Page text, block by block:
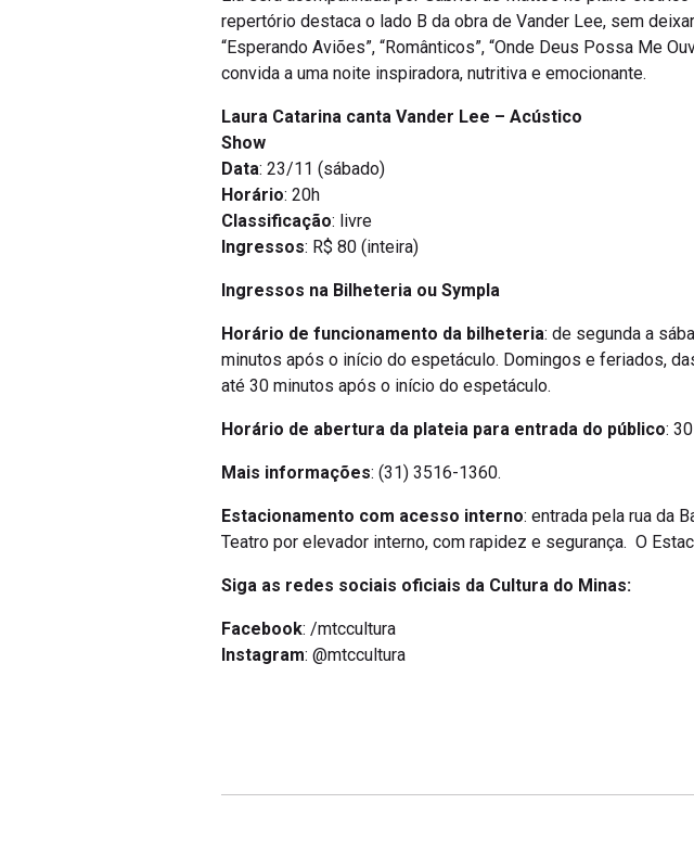
repertório destaca o lado B da obra de Vander Lee, sem
“Esperando Aviões”, “Românticos”, “Onde Deus Possa Me
convida a uma noite inspiradora, nutritiva e emocionante.
Laura Catarina canta Vander Lee – Acústico
Show
Data
: 23/11 (sábado)
Horário
: 20h
Classificação
: livre
Ingressos
: R$ 80 (inteira)
Ingressos na Bilheteria ou Sympla
Horário de funcionamento da bilheteria
: de segunda a
minutos após o início do espetáculo. Domingos e feriados,
até 30 minutos após o início do espetáculo.
Horário de abertura da plateia para entrada do público :
Mais informações : (31) 3516-1360.
Estacionamento com acesso interno
: entrada pela rua da
Teatro por elevador interno, com rapidez e segurança. O
Siga as redes sociais oficiais da Cultura do Minas:
Facebook
: /mtccultura
Instagram
: @mtccultura